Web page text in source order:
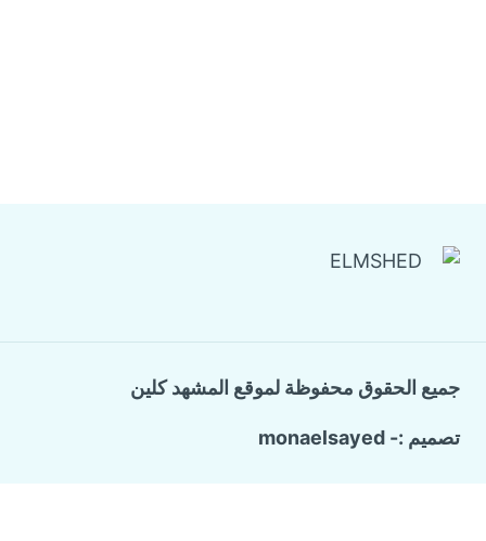
جميع الحقوق محفوظة لموقع المشهد كلين
تصميم :- monaelsayed